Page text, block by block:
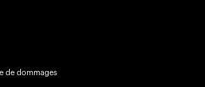
de dommages